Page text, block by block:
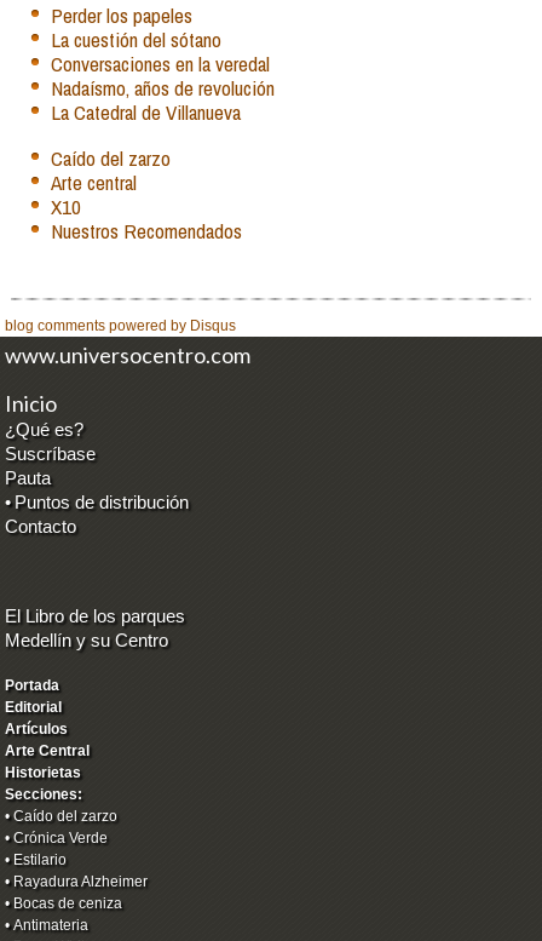
Perder los papeles
La cuestión del sótano
Conversaciones en la veredal
Nadaísmo, años de revolución
La Catedral de Villanueva
Caído del zarzo
Arte central
X10
Nuestros Recomendados
blog comments powered by Disqus
www.universocentro.com
Inicio
¿Qué es?
Suscríbase
Pauta
• Puntos de distribución
Contacto
El Libro de los parques
Medellín y su Centro
Portada
Editorial
Artículos
Arte Central
Historietas
Secciones:
•Caído del zarzo
•Crónica Verde
• Estilario
• Rayadura Alzheimer
• Bocas de ceniza
•Antimateria